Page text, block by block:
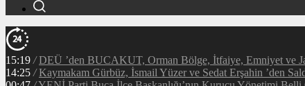
15:19 / DEÜ ’den BUCAKUT, Orman Bölge, İtfaiye, Emniyet ve
14:25 / Kaymakam Gürbüz, İsmail Yüzer ve Sedat Erşahin ’den